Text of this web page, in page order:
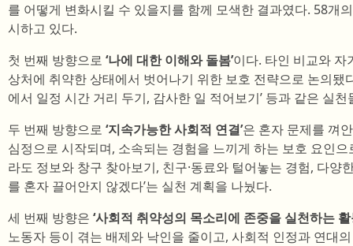
를 어떻게 변화시킬 수 있을지를 함께 모색한 결과였다. 58개
시하고 있다.
첫 번째 방향으로 ‘나에 대한 이해와 돌봄’이다. 타인 비교와 자
상처에 취약한 상태에서 벗어나기 위한 보호 전략으로 논의됐
에서 일정 시간 거리 두기, 감사한 일 적어보기’ 등과 같은 실
두 번째 방향으로 ‘지속가능한 사회적 연결’은 혼자 문제를 껴
심정으로 시작되며, 소속되는 경험을 느끼게 하는 보호 요인
라도 정보와 창구 찾아보기, 친구·동료와 털어놓는 경험, 다양
를 혼자 끌어안지 않겠다’는 실천 계획을 나눴다.
세 번째 방향은 ‘사회적 취약성의 목소리에 존중을 실천하는 활
노동자 등이 겪는 배제와 낙인을 줄이고, 사회적 인정과 연대